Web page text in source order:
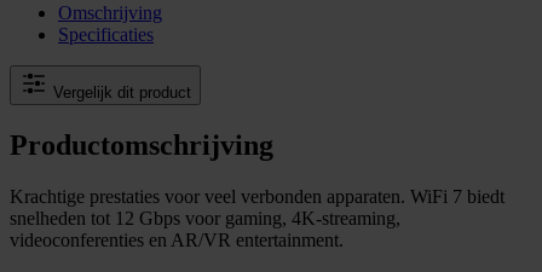
Omschrijving
Specificaties
Vergelijk dit product
Productomschrijving
Krachtige prestaties voor veel verbonden apparaten. WiFi 7 biedt
snelheden tot 12 Gbps voor gaming, 4K-streaming,
videoconferenties en AR/VR entertainment​.